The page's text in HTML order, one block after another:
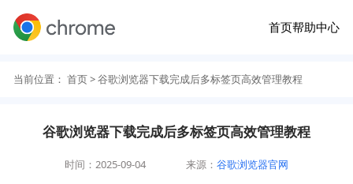
首页帮助中心
当前位置： 首页> 谷歌浏览器下载完成后多标签页高效管理教程
谷歌浏览器下载完成后多标签页高效管理教程
时间：2025-09-04 来源：谷歌浏览器官网